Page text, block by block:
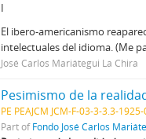
I
El ibero-americanismo
intelectuales del idioma. (Me
José Carlos Mariátegui La Chira
Pesimismo de la
PE PEAJCM JCM-F-03-3-3.3-
Part ofFondo José Carlos